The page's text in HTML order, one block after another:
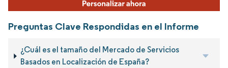
Preguntas Clave Respondidas en el Informe
¿Cuál es el tamaño del Mercado de Servicios
Basados en Localización de España?